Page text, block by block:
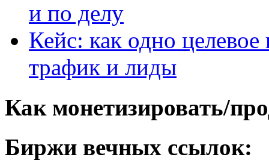
и по делу
Кейс: как одно
трафик и лиды
Как монетизировать/
Биржи вечных ссылок: